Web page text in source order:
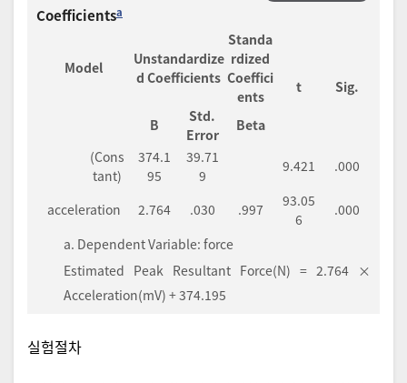
Coefficientsa
Model
Unstandardize
d Coefficients
Standa
rdized
Coeffici
ents
t Sig.
B
Std.
Error
Beta
(Cons
tant)
374.1
95
39.71
9
9.421 .000
acceleration 2.764 .030 .997
93.05
6
.000
a. Dependent Variable: force
Estimated Peak Resultant Force(N) = 2.764 ×
Acceleration(mV) + 374.195
실험절차